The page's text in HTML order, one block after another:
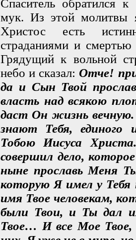
Спаситель обратился
мук. Из этой молитвы
Христос есть
страданиями и смертью
Грядущий к вольной
небо и сказал: Отче!
да и Сын Твой
власть над всякою
даст Он жизнь
знают Тебя, единого
Тобою Иисуса
совершил дело,
ныне прославь Меня
которую Я имел у
имя Твое человекам,
были Твои, и Ты дал
Твое… И все Мое